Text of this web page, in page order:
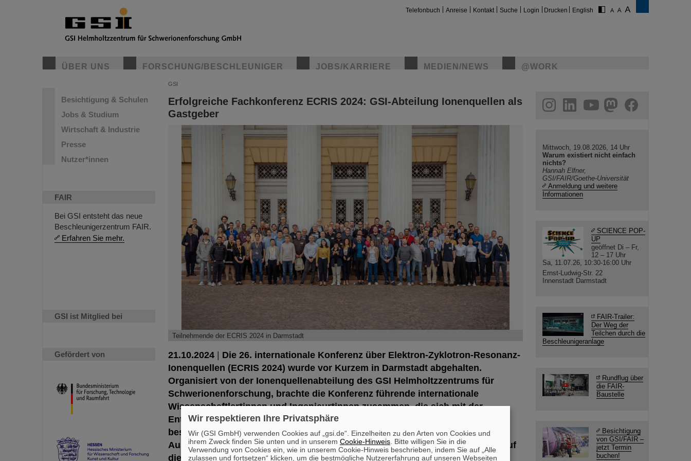
Telefonbuch Anreise Kontakt Suche Login Drucken English
ÜBER UNS FORSCHUNG/BESCHLEUNIGER JOBS/KARRIERE MEDIEN/NEWS @WORK
Besichtigung & Schulen
Jobs & Studium
Wirtschaft & Industrie
Presse
Nutzer*innen
FAIR
Bei GSI entsteht das neue
Beschleunigerzentrum FAIR.
Erfahren Sie mehr.
GSI ist Mitglied bei
Gefördert von
GSI
Erfolgreiche Fachkonferenz ECRIS 2024: GSI-Abteilung Ionenquellen als
Gastgeber
©
Teilnehmende der ECRIS 2024 in Darmstadt
21.10.2024
Die 26. internationale Konferenz über Elektron-Zyklotron-Resonanz-
Ionenquellen (ECRIS 2024) wurde vor Kurzem in Darmstadt abgehalten.
Organisiert von der Ionenquellenabteilung des GSI Helmholtzzentrums für
Schwerionenforschung, brachte die Konferenz führende internationale
Wissenschaftler*innen und Ingenieur*innen zusammen, die sich mit der
Entwicklung, dem Betrieb und den Anwendungen von ECR-Ionenquellen
beschäftigen. Die ECRIS-Konferenzreihe gilt als zentrale Plattform für den
Austausch von Forschungsergebnissen und technologischen Fortschritten auf
diesem Gebiet.
instagramlinkedinyoutubehelmholtz.social
facebook
Mittwoch, 19.08.2026, 14 Uhr
Warum existiert nicht einfach
nichts?
Hannah Elfner,
GSI/FAIR/Goethe-Universität
Anmeldung und weitere
Informationen
SCIENCE POP-
UP
geöffnet Di – Fr,
12 – 17 Uhr
Sa, 11.07.26, 10:30-16:00 Uhr
Ernst-Ludwig-Str. 22
Innenstadt Darmstadt
FAIR-Trailer:
Der Weg der
Teilchen durch die
Beschleunigeranlage
Rundflug über
die FAIR-
Baustelle
Besichtigung
von GSI/FAIR –
jetzt Termin
buchen!
Wir respektieren Ihre Privatsphäre
Wir (GSI GmbH) verwenden Cookies auf „gsi.de“. Einzelheiten zu den Arten von Cookies und
ihrem Zweck finden Sie unten und in unserem Cookie-Hinweis . Bitte willigen Sie in die
Verwendung von Cookies ein, wie in unserem Cookie-Hinweis beschrieben, indem Sie auf „Alle
zulassen und fortsetzen“ klicken, um die bestmögliche Nutzererfahrung auf unseren Webseiten